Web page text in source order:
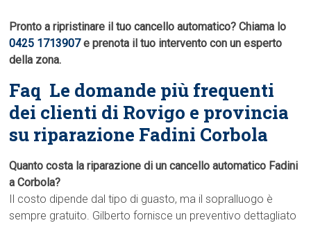
Pronto a ripristinare il tuo cancello automatico? Chiama lo
0425 1713907e prenota il tuo intervento con un esperto
della zona.
Faq  Le domande più frequenti
dei clienti di Rovigo e provincia
su riparazione Fadini Corbola
Quanto costa la riparazione di un cancello automatico Fadini
a Corbola?
Il costo dipende dal tipo di guasto, ma il sopralluogo è
sempre gratuito. Gilberto fornisce un preventivo dettagliato